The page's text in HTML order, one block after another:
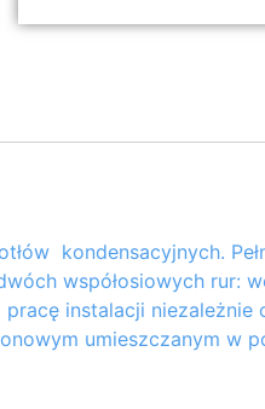
kondensacyjnych.
współosiowych rur:
instalacji
umieszczanym w